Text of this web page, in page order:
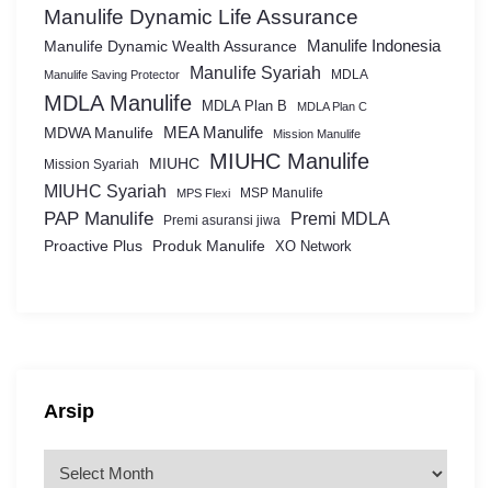
Manulife Dynamic Life Assurance
Manulife Dynamic Wealth Assurance Manulife Indonesia
Manulife Saving Protector Manulife Syariah MDLA
MDLA Manulife MDLA Plan B MDLA Plan C
MDWA Manulife MEA Manulife Mission Manulife
Mission Syariah MIUHC MIUHC Manulife
MIUHC Syariah MPS Flexi MSP Manulife
PAP Manulife Premi asuransi jiwa Premi MDLA
Proactive Plus Produk Manulife XO Network
Arsip